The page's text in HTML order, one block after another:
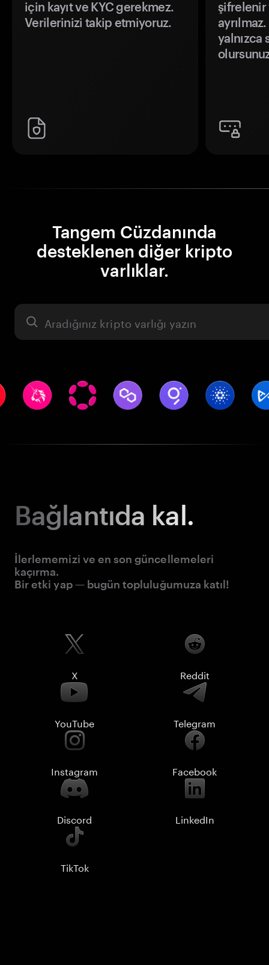
için kayıt ve KYC gerekmez.
Verilerinizi takip etmiyoruz.
şifrelenir
yalnızca
Tangem Cüzdanında
desteklenen diğer kripto
varlıklar.
Varlık
Bağlantıda kal.
İlerlememizi ve en son güncellemeleri
kaçırma.
Bir etki yap — bugün topluluğumuza katıl!
X Reddit
YouTube Telegram
Instagram Facebook
Discord LinkedIn
TikTok